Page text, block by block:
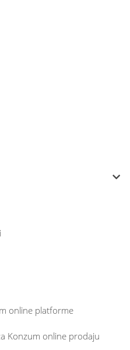
online platforme
Konzum online prodaju